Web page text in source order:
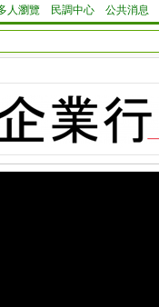
人瀏覽 民調中心 公共消息